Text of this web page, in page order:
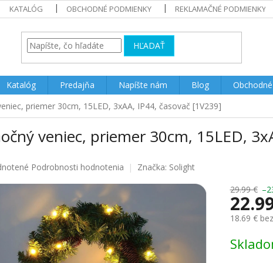
KATALÓG OBCHODNÉ PODMIENKY REKLAMAČNÉ PODMIENKY
HĽADAŤ
Katalóg Predajňa Napíšte nám Blog
priemer 30cm, 15LED, 3xAA, IP44, časovač [1V239]
veniec, priemer 30cm, 15LED,
Podrobnosti hodnotenia Značka: Solight
29.99 €
18.69 €
cena: